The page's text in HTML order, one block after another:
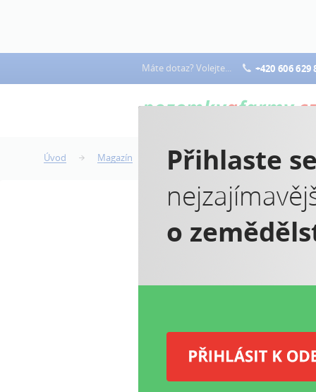
Máte dotaz? Volejte... +420 606 629
Úvod Magazín Sazba pro mladé zemědělce se
Přihlaste
o